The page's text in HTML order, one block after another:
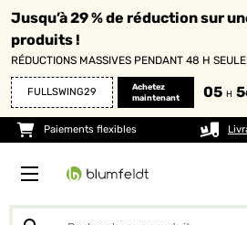
Jusqu’à 29 % de réduction sur
produits !
RÉDUCTIONS MASSIVES PENDANT 48 H
FULLSWING29
Achetez
maintenant
05 H
Paiements flexibles